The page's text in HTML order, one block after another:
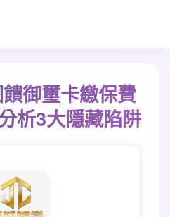
御璽卡繳保費
析3大隱藏陷阱